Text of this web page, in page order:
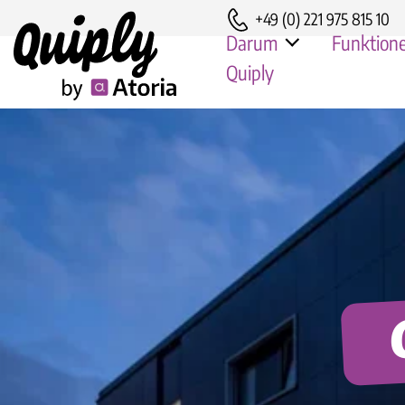
Darum
Quiply
Vorteile
Sicherheit & DSGVO
Persönlicher
+49 (0) 221 975 815 10